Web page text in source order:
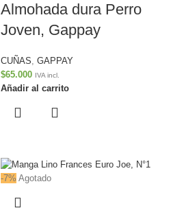
Almohada dura Perro
Joven, Gappay
CUÑAS, GAPPAY
$65.000 IVA incl.
Añadir al carrito
-7% Agotado